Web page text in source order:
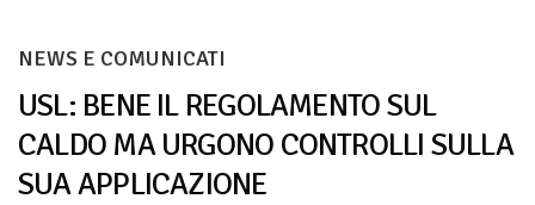
NEWS E COMUNICATI
USL: BENE IL REGOLAMENTO SUL
CALDO MA URGONO CONTROLLI SULLA
SUA APPLICAZIONE